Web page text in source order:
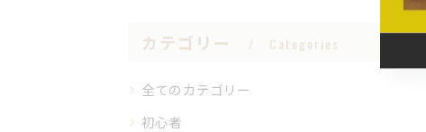
カテゴリー Categories
全てのカテゴリー
初心者